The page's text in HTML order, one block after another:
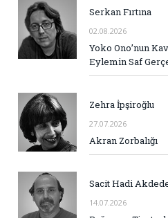
Serkan Fırtına
02.08.2026
Yoko Ono’nun
Eylemin Saf
Zehra İpşiroğlu
27.07.2026
Akran Zorbalığı
Sacit Hadi
14.07.2026